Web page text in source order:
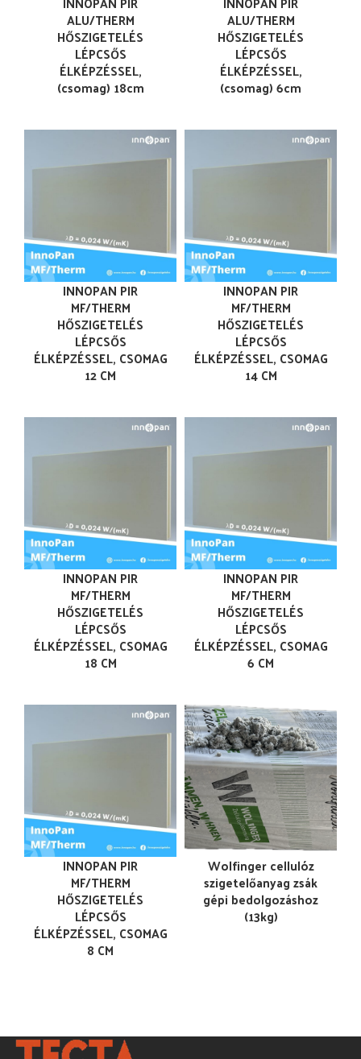
ALU/THERM
HŐSZIGETELÉS
LÉPCSŐS
ÉLKÉPZÉSSEL,
(csomag) 18cm
ALU/THERM
HŐSZIGETELÉS
LÉPCSŐS
ÉLKÉPZÉSSEL,
(csomag) 6cm
INNOPAN PIR
MF/THERM
HŐSZIGETELÉS
LÉPCSŐS
ÉLKÉPZÉSSEL, CSOMAG
12 CM
INNOPAN PIR
MF/THERM
HŐSZIGETELÉS
LÉPCSŐS
ÉLKÉPZÉSSEL, CSOMAG
14 CM
INNOPAN PIR
MF/THERM
HŐSZIGETELÉS
LÉPCSŐS
ÉLKÉPZÉSSEL, CSOMAG
18 CM
INNOPAN PIR
MF/THERM
HŐSZIGETELÉS
LÉPCSŐS
ÉLKÉPZÉSSEL, CSOMAG
6 CM
INNOPAN PIR
MF/THERM
HŐSZIGETELÉS
LÉPCSŐS
ÉLKÉPZÉSSEL, CSOMAG
8 CM
Wolfinger cellulóz
szigetelőanyag zsák
gépi bedolgozáshoz
(13kg)